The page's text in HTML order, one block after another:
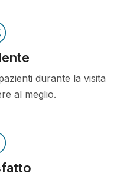
durante la visita
al meglio.